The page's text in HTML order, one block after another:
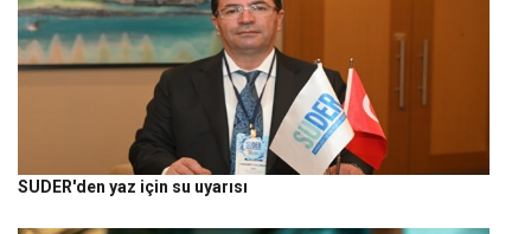
SUDER'den yaz için su uyarısı